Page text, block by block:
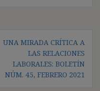
UNA MIRADA CRÍTICA A
LAS RELACIONES
LABORALES: BOLETÍN
NÚM. 45, FEBRERO 2021